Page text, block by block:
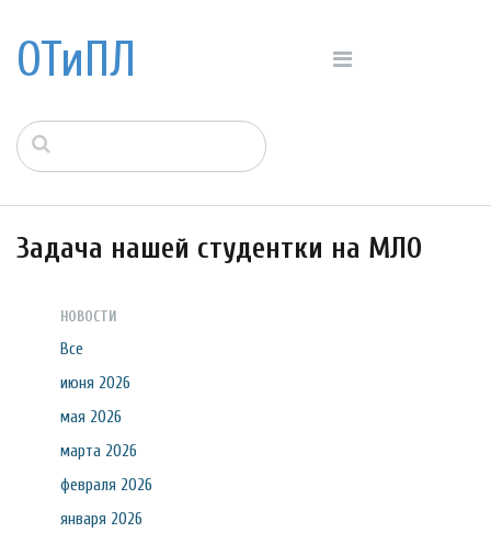
ОТиПЛ
Задача нашей студентки на МЛО
НОВОСТИ
Все
июня 2026
мая 2026
марта 2026
февраля 2026
января 2026